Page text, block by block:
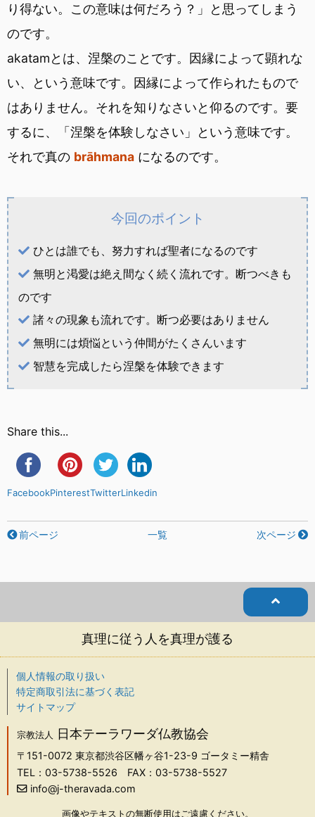
り得ない。この意味は何だろう？」と思ってしまう
のです。
akatamとは、涅槃のことです。因縁によって顕れな
い、という意味です。因縁によって作られたもので
はありません。それを知りなさいと仰るのです。要
するに、「涅槃を体験しなさい」という意味です。
それで真の brāhmana になるのです。
今回のポイント
ひとは誰でも、努力すれば聖者になるのです
無明と渇愛は絶え間なく続く流れです。断つべきも
のです
諸々の現象も流れです。断つ必要はありません
無明には煩悩という仲間がたくさんいます
智慧を完成したら涅槃を体験できます
Share this...
FacebookPinterestTwitterLinkedin
前ページ 一覧 次ページ
真理に従う人を真理が護る
個人情報の取り扱い
特定商取引法に基づく表記
サイトマップ
宗教法人 日本テーラワーダ仏教協会
〒151-0072 東京都渋谷区幡ヶ谷1-23-9 ゴータミー精舎
TEL：03-5738-5526 FAX：03-5738-5527
info@j-theravada.com
画像やテキストの無断使用はご遠慮ください。